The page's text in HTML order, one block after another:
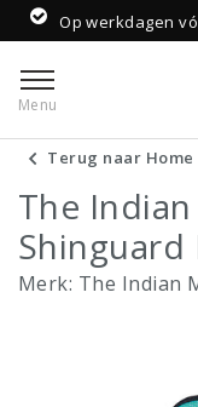
Op werkdagen
Menu
Terug naar Home
The
Shinguard
Merk: The Indian